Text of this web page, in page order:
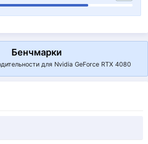
Бенчмарки
для Nvidia GeForce RTX 4080